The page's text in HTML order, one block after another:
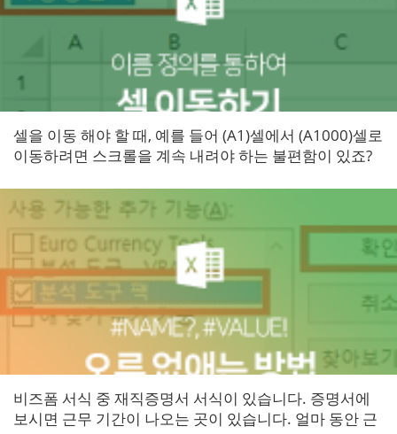
​셀을 이동 해야 할 때, 예를 들어 (A1)셀에서 (A1000)셀로
이동하려면 스크롤을 계속 내려야 하는 불편함이 있죠?
다...
비즈폼 서식 중 재직증명서 서식이 있습니다. 증명서에
보시면 근무 기간이 나오는 곳이 있습니다. 얼마 동안 근